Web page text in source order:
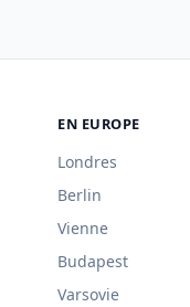
EN EUROPE
Londres
Berlin
Vienne
Budapest
Varsovie